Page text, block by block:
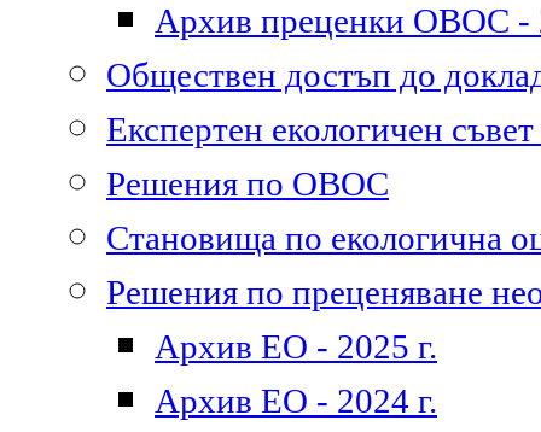
Архив преценки ОВОС -
Обществен достъп до
Експертен екологичен
Решения по ОВОС
Становища по екологична
Решения по преценяване
Архив ЕО - 2025 г.
Архив ЕО - 2024 г.